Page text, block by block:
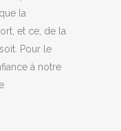
la
et ce, de la
Pour le
à notre